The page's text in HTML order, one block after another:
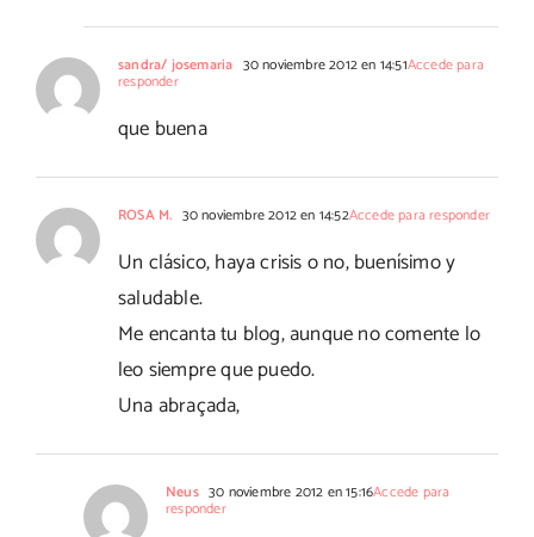
sandra/ josemaria 30 noviembre 2012 en 14:51Accede para
responder
que buena
ROSA M. 30 noviembre 2012 en 14:52Accede para responder
Un clásico, haya crisis o no, buenísimo y
saludable.
Me encanta tu blog, aunque no comente lo
leo siempre que puedo.
Una abraçada,
Neus 30 noviembre 2012 en 15:16Accede para
responder